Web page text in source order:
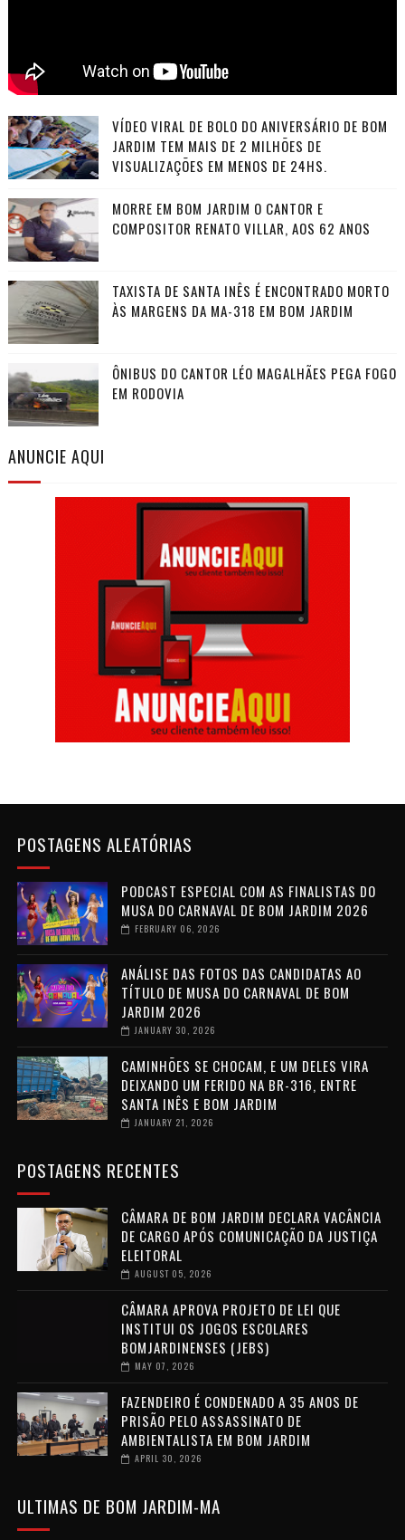
VÍDEO VIRAL DE BOLO DO ANIVERSÁRIO DE BOM
JARDIM TEM MAIS DE 2 MILHÕES DE
VISUALIZAÇÕES EM MENOS DE 24HS.
MORRE EM BOM JARDIM O CANTOR E
COMPOSITOR RENATO VILLAR, AOS 62 ANOS
TAXISTA DE SANTA INÊS É ENCONTRADO MORTO
ÀS MARGENS DA MA-318 EM BOM JARDIM
ÔNIBUS DO CANTOR LÉO MAGALHÃES PEGA FOGO
EM RODOVIA
ANUNCIE AQUI
POSTAGENS ALEATÓRIAS
PODCAST ESPECIAL COM AS FINALISTAS DO
MUSA DO CARNAVAL DE BOM JARDIM 2026
FEBRUARY 06, 2026
ANÁLISE DAS FOTOS DAS CANDIDATAS AO
TÍTULO DE MUSA DO CARNAVAL DE BOM
JARDIM 2026
JANUARY 30, 2026
CAMINHÕES SE CHOCAM, E UM DELES VIRA
DEIXANDO UM FERIDO NA BR-316, ENTRE
SANTA INÊS E BOM JARDIM
JANUARY 21, 2026
POSTAGENS RECENTES
CÂMARA DE BOM JARDIM DECLARA VACÂNCIA
DE CARGO APÓS COMUNICAÇÃO DA JUSTIÇA
ELEITORAL
AUGUST 05, 2026
CÂMARA APROVA PROJETO DE LEI QUE
INSTITUI OS JOGOS ESCOLARES
BOMJARDINENSES (JEBS)
MAY 07, 2026
FAZENDEIRO É CONDENADO A 35 ANOS DE
PRISÃO PELO ASSASSINATO DE
AMBIENTALISTA EM BOM JARDIM
APRIL 30, 2026
ULTIMAS DE BOM JARDIM-MA